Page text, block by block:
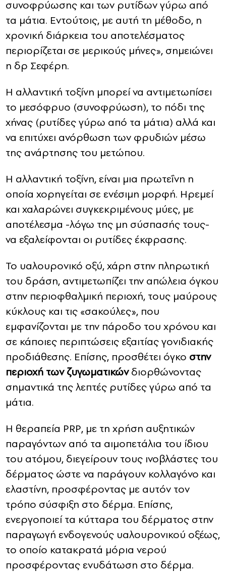
συνοφρύωσης και των ρυτίδων γύρω από
τα μάτια. Εντούτοις, με αυτή τη μέθοδο, η
χρονική διάρκεια του αποτελέσματος
περιορίζεται σε μερικούς μήνες», σημειώνει
η δρ Σεφέρη.
Η αλλαντική τοξίνη μπορεί να αντιμετωπίσει
το μεσόφρυο (συνοφρύωση), το πόδι της
χήνας (ρυτίδες γύρω από τα μάτια) αλλά και
να επιτύχει ανόρθωση των φρυδιών μέσω
της ανάρτησης του μετώπου.
Η αλλαντική τοξίνη, είναι μια πρωτεΐνη η
οποία χορηγείται σε ενέσιμη μορφή. Ηρεμεί
και χαλαρώνει συγκεκριμένους μύες, με
αποτέλεσμα -λόγω της μη σύσπασής τους-
να εξαλείφονται οι ρυτίδες έκφρασης.
Το υαλουρονικό οξύ, χάρη στην πληρωτική
του δράση, αντιμετωπίζει την απώλεια όγκου
στην περιοφθαλμική περιοχή, τους μαύρους
κύκλους και τις «σακούλες», που
εμφανίζονται με την πάροδο του χρόνου και
σε κάποιες περιπτώσεις εξαιτίας γονιδιακής
προδιάθεσης. Επίσης, προσθέτει όγκο στην
περιοχή των ζυγωματικώνδιορθώνοντας
σημαντικά της λεπτές ρυτίδες γύρω από τα
μάτια.
Η θεραπεία PRP, με τη χρήση αυξητικών
παραγόντων από τα αιμοπετάλια του ίδιου
του ατόμου, διεγείρουν τους ινοβλάστες του
δέρματος ώστε να παράγουν κολλαγόνο και
ελαστίνη, προσφέροντας με αυτόν τον
τρόπο σύσφιξη στο δέρμα. Επίσης,
ενεργοποιεί τα κύτταρα του δέρματος στην
παραγωγή ενδογενούς υαλουρονικού οξέως,
το οποίο κατακρατά μόρια νερού
προσφέροντας ενυδάτωση στο δέρμα.